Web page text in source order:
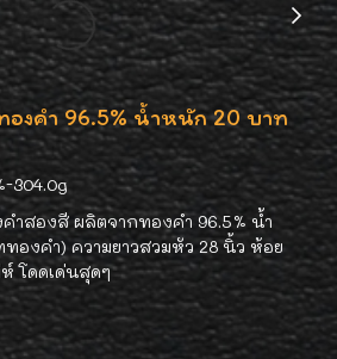
องคำ 96.5% น้ำหนัก 20 บาท
304.0g
ำสองสี ผลิตจากทองคำ 96.5% น้ำ
องคำ) ความยาวสวมหัว 28 นิ้ว ห้อย
โดดเด่นสุดๆ